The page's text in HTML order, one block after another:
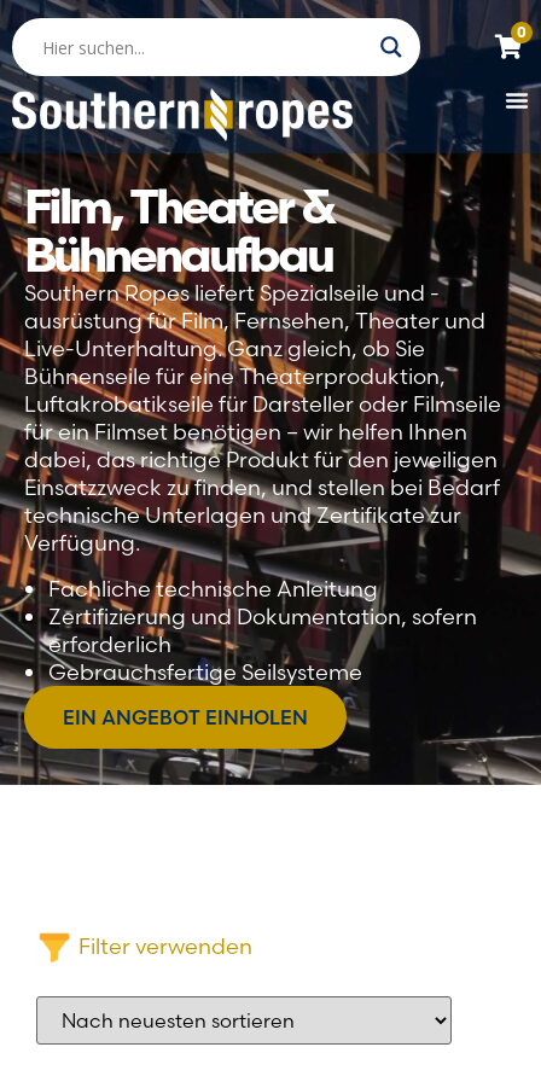
0
Film, Theater &
Bühnenaufbau
Southern Ropes liefert Spezialseile und -
ausrüstung für Film, Fernsehen, Theater und
Live-Unterhaltung. Ganz gleich, ob Sie
Bühnenseile für eine Theaterproduktion,
Luftakrobatikseile für Darsteller oder Filmseile
für ein Filmset benötigen – wir helfen Ihnen
dabei, das richtige Produkt für den jeweiligen
Einsatzzweck zu finden, und stellen bei Bedarf
technische Unterlagen und Zertifikate zur
Verfügung.
Fachliche technische Anleitung
Zertifizierung und Dokumentation, sofern
erforderlich
Gebrauchsfertige Seilsysteme
EIN ANGEBOT EINHOLEN
Filter verwenden
Produktkategorien